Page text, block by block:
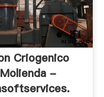
Criogenico
-